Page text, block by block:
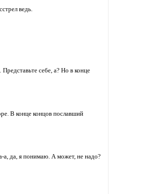
ведь.
себе, а? Но в конце
В конце концов пославший
а, да, я понимаю. А может, не надо?